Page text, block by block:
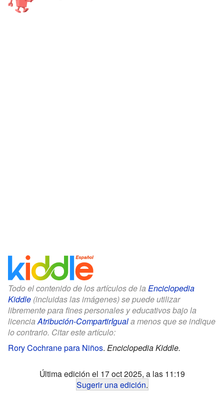
Todo el contenido de los artículos de la Enciclopedia
Kiddle (incluidas las imágenes) se puede utilizar
libremente para fines personales y educativos bajo la
licenciaAtribución-CompartirIguala menos que se indique
lo contrario. Citar este artículo:
Rory Cochrane para Niños. Enciclopedia Kiddle.
Última edición el 17 oct 2025, a las 11:19
Sugerir una edición.